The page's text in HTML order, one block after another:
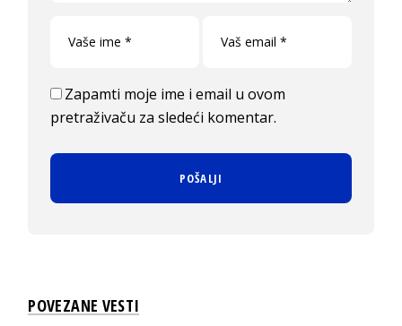
Zapamti moje ime i email u ovom
pretraživaču za sledeći komentar.
POVEZANE VESTI